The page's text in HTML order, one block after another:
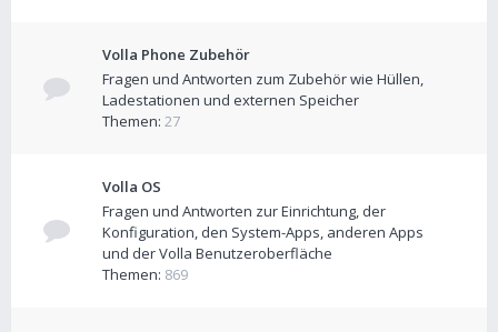
Volla Phone Zubehör
Fragen und Antworten zum Zubehör wie Hüllen,
Ladestationen und externen Speicher
Themen: 27
Volla OS
Fragen und Antworten zur Einrichtung, der
Konfiguration, den System-Apps, anderen Apps
und der Volla Benutzeroberfläche
Themen: 869